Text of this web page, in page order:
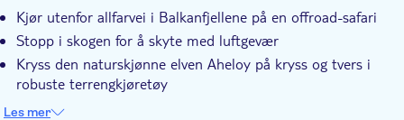
Kjør utenfor allfarvei i Balkanfjellene på en offroad-safari
Stopp i skogen for å skyte med luftgevær
Kryss den naturskjønne elven Aheloy på kryss og tvers i
robuste terrengkjøretøy
Bli kjent med landsbylivet og ta en lunsjpause i Kozichino
Les mer